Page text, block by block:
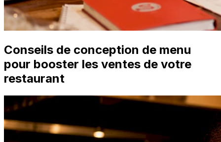
Conseils de conception de menu
pour booster les ventes de votre
restaurant